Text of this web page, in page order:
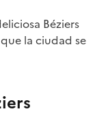
Béziers
la ciudad se